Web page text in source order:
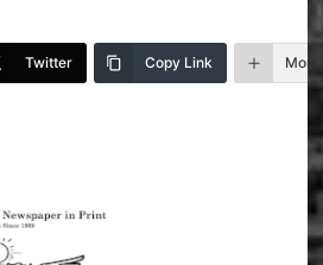
Twitter Copy Link More